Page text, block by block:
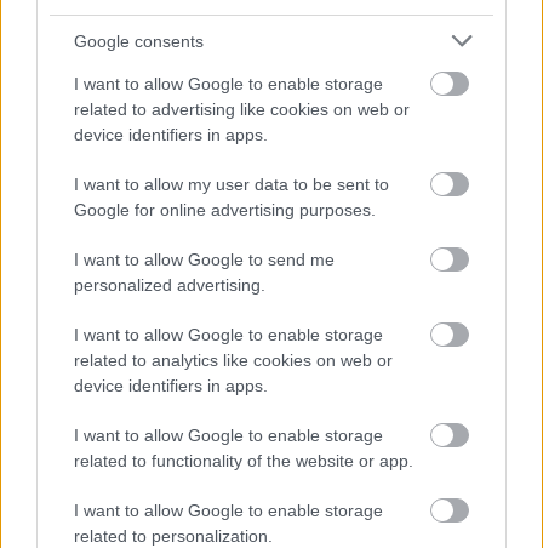
Google consents
I want to allow Google to enable storage
related to advertising like cookies on web or
device identifiers in apps.
I want to allow my user data to be sent to
Google for online advertising purposes.
I want to allow Google to send me
personalized advertising.
I want to allow Google to enable storage
related to analytics like cookies on web or
device identifiers in apps.
I want to allow Google to enable storage
related to functionality of the website or app.
I want to allow Google to enable storage
related to personalization.
Endlösung der Nyuggerfrage
Fent és Lent•2013. június 10.
Puzsér Róbert posztja Válasz Farkas Attila
Mártonnak Nos, kedves FAM! Mindenképpen
reagálnom kell a nyuggerkérdéssel kapcsolatos
tömegeket dezinformálnál vele. Bár személy szerint
nem lettem megszólítva, mind a ketten tudjuk,…
Milyen állama van a Fidesznek?
•2013. március 18.
Miközben a magyar ellenzék és az EU a magyar
államhatalom szélsőséges centralizációja fölött
aggódik, a magyar államhatalom napokon keresztül
képtelen volt kimenteni egy előre bejelentett